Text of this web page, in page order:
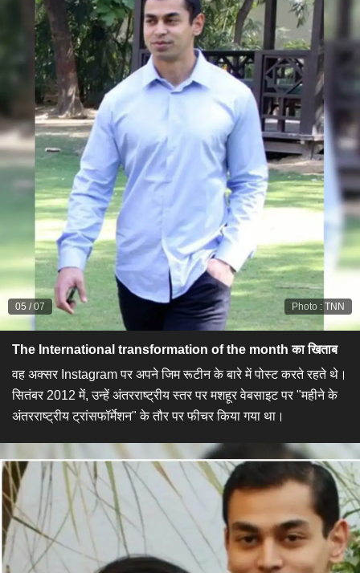
Photo : TNN
05 /07
The International transformation of the month का खिताब
वह अक्सर Instagram पर अपने जिम रूटीन के बारे में पोस्ट करते रहते थे।
सितंबर 2012 में, उन्हें अंतरराष्ट्रीय स्तर पर मशहूर वेबसाइट पर "महीने के
अंतरराष्ट्रीय ट्रांसफॉर्मेशन" के तौर पर फीचर किया गया था।